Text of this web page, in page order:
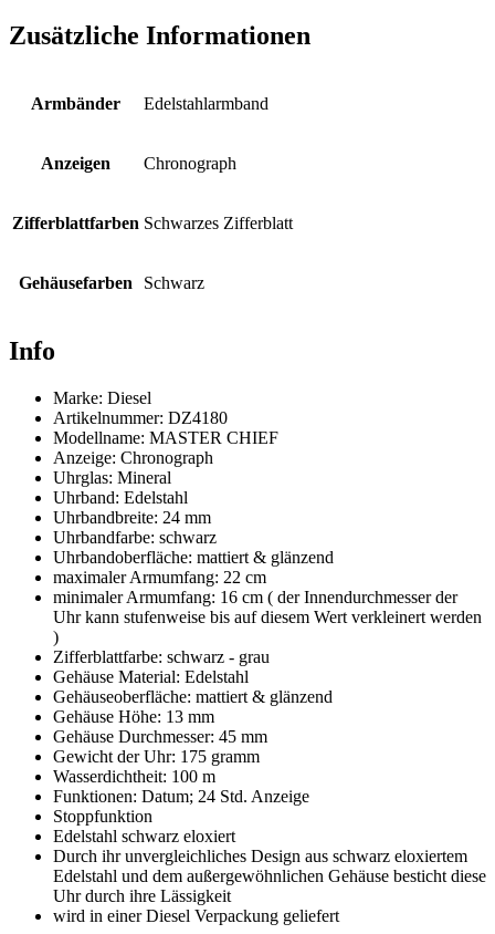
Zusätzliche Informationen
Armbänder Edelstahlarmband
Anzeigen Chronograph
Zifferblattfarben Schwarzes Zifferblatt
Gehäusefarben Schwarz
Info
Marke: Diesel
Artikelnummer: DZ4180
Modellname: MASTER CHIEF
Anzeige: Chronograph
Uhrglas: Mineral
Uhrband: Edelstahl
Uhrbandbreite: 24 mm
Uhrbandfarbe: schwarz
Uhrbandoberfläche: mattiert & glänzend
maximaler Armumfang: 22 cm
minimaler Armumfang: 16 cm ( der Innendurchmesser der
Uhr kann stufenweise bis auf diesem Wert verkleinert werden
)
Zifferblattfarbe: schwarz - grau
Gehäuse Material: Edelstahl
Gehäuseoberfläche: mattiert & glänzend
Gehäuse Höhe: 13 mm
Gehäuse Durchmesser: 45 mm
Gewicht der Uhr: 175 gramm
Wasserdichtheit: 100 m
Funktionen: Datum; 24 Std. Anzeige
Stoppfunktion
Edelstahl schwarz eloxiert
Durch ihr unvergleichliches Design aus schwarz eloxiertem
Edelstahl und dem außergewöhnlichen Gehäuse besticht diese
Uhr durch ihre Lässigkeit
wird in einer Diesel Verpackung geliefert